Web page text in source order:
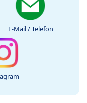
E-Mail / Telefon